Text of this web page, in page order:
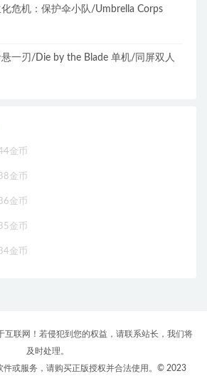
危机：保护伞小队/Umbrella Corps
一刃/Die by the Blade 单机/同屏双人
金币
金币
金币
金币
金币
互联网！若侵犯到您的权益，请联系站长，我们将
及时处理。
件或服务，请购买正版授权并合法使用。© 2023